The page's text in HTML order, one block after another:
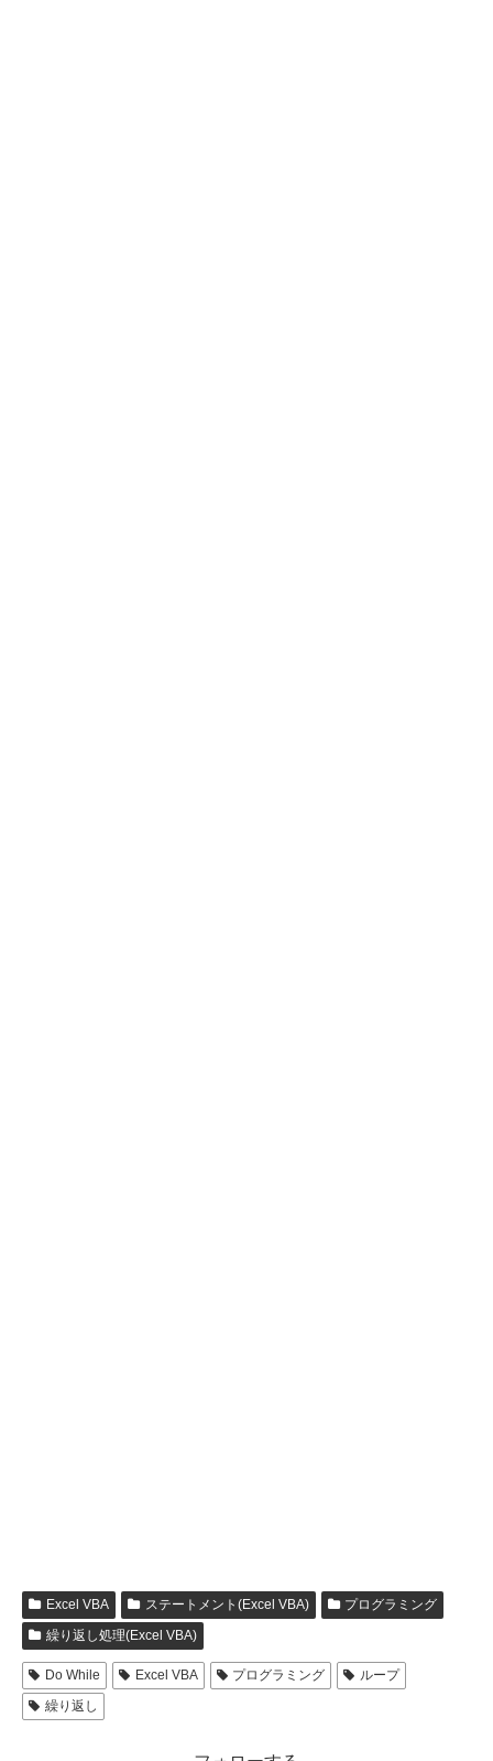
Excel VBA ステートメント(Excel VBA)
プログラミング
繰り返し処理(Excel VBA)
Do While Excel VBA プログラミング
ループ
繰り返し